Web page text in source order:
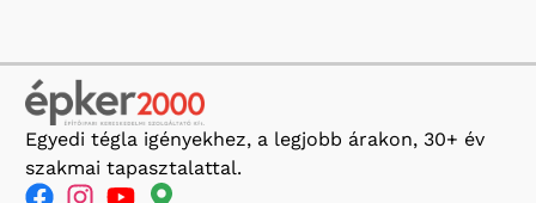
Egyedi tégla igényekhez, a legjobb árakon, 30+ év
szakmai tapasztalattal.